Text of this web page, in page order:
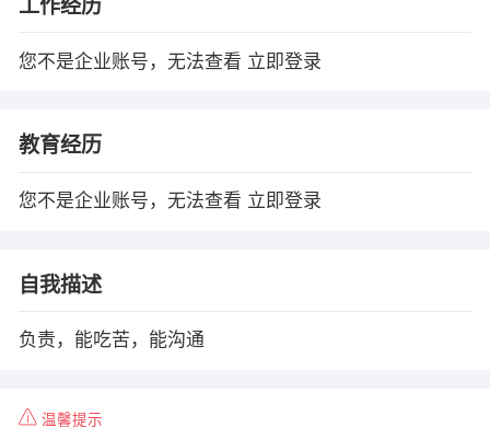
工作经历
您不是企业账号，无法查看 立即登录
教育经历
您不是企业账号，无法查看 立即登录
自我描述
负责，能吃苦，能沟通
温馨提示